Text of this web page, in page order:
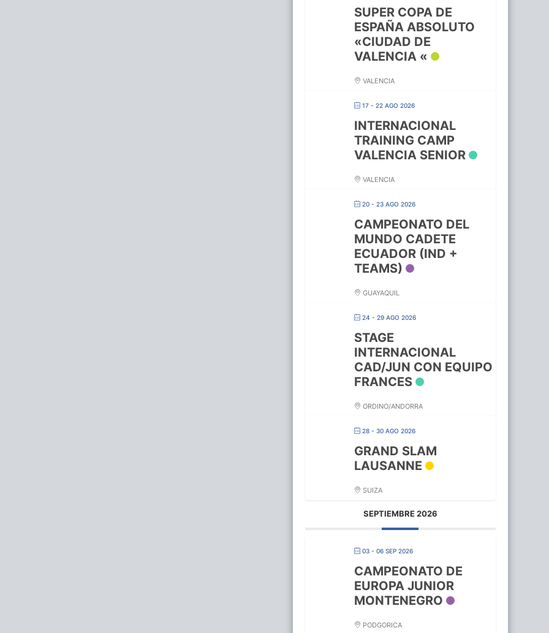
SUPER COPA DE
ESPAÑA ABSOLUTO
«CIUDAD DE
VALENCIA «
VALENCIA
17 - 22 AGO 2026
INTERNACIONAL
TRAINING CAMP
VALENCIA SENIOR
VALENCIA
20 - 23 AGO 2026
CAMPEONATO DEL
MUNDO CADETE
ECUADOR (IND +
TEAMS)
GUAYAQUIL
24 - 29 AGO 2026
STAGE
INTERNACIONAL
CAD/JUN CON EQUIPO
FRANCES
ORDINO/ANDORRA
28 - 30 AGO 2026
GRAND SLAM
LAUSANNE
SUIZA
SEPTIEMBRE 2026
03 - 06 SEP 2026
CAMPEONATO DE
EUROPA JUNIOR
MONTENEGRO
PODGORICA